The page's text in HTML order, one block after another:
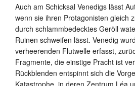
Auch am Schicksal Venedigs lässt
wenn sie ihren Protagonisten gleich
durch schlammbedecktes Geröll
Ruinen schweifen lässt. Venedig
verheerenden Flutwelle erfasst,
Fragmente, die einstige Pracht ist
Rückblenden entspinnt sich die
Katastrophe, in deren Zentrum Léa